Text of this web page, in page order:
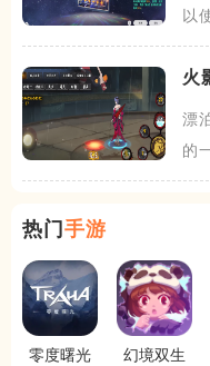
以
火
漂
的
热门 手游
零度曙光 幻境双生